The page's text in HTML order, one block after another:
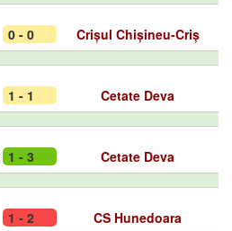
0 - 0 Crișul Chișineu-Criș
1 - 1 Cetate Deva
1 - 3 Cetate Deva
1 - 2 CS Hunedoara